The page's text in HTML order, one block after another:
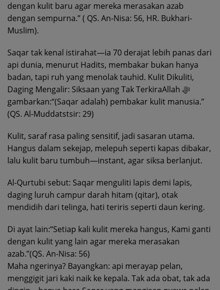
dengan kulit baru agar mereka merasakan azab
dengan sempurna.” ( QS. An-Nisa: 56, HR. Bukhari-
Muslim).
Saqar tak kenal istirahat—ia 70 derajat lebih panas dari
api dunia, menurut Hadits, membakar bukan hanya
badan, tapi ruh yang menolak tauhid. Kulit Dikuliti,
Daging Mengalir: Siksaan yang Tak TerkiraAllah ﷻ
gambarkan:“(Saqar adalah) pembakar kulit manusia.”
(QS. Al-Muddatstsir: 29)
Kulit, saraf rasa paling sensitif, jadi sasaran utama.
Hangus dalam sekejap, melepuh seperti kapas dibakar,
lalu kulit baru tumbuh—instant, agar siksa berlanjut.
Al-Qurtubi sebut: Saqar menguliti lapis demi lapis,
daging luruh campur darah hitam (qitar), otak
mendidih dari telinga, hati teriris seperti daun kering.
Di ayat lain:“Setiap kali kulit mereka hangus, Kami ganti
dengan kulit yang lain agar mereka merasakan
azab.”(QS. An-Nisa: 56)
Maha ngerinya? Bayangkan: api merayap pelan,
menggigit jari kaki naik ke kepala. Tak ada obat, tak ada